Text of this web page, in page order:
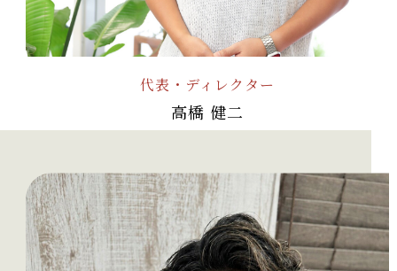
代表・ディレクター
高橋 健二